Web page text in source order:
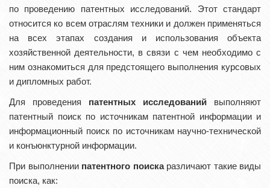
по проведению патентных исследований. Этот стандарт
относится ко всем отраслям техники и должен применяться
на всех этапах создания и использования объекта
хозяйственной деятельности, в связи с чем необходимо с
ним ознакомиться для предстоящего выполнения курсовых
и дипломных работ.
Для проведения патентных исследований выполняют
патентный поиск по источникам патентной информации и
информационный поиск по источникам научно-технической
и конъюнктурной информации.
При выполнении патентного поискаразличают такие виды
поиска, как: